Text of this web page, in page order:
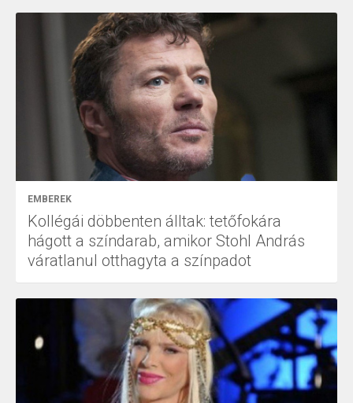
EMBEREK
Kollégái döbbenten álltak: tetőfokára
hágott a színdarab, amikor Stohl András
váratlanul otthagyta a színpadot